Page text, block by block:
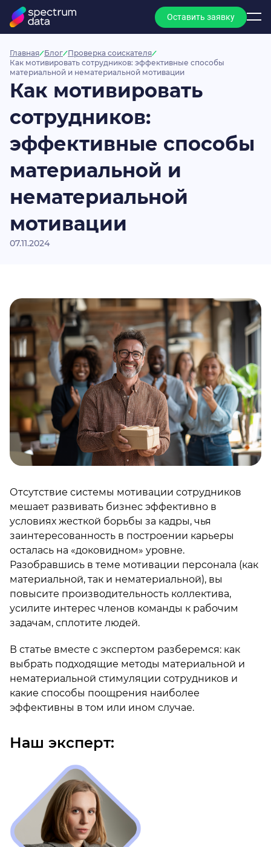
Оставить заявку
Главная Блог Проверка соискателя
Как мотивировать сотрудников: эффективные способы
материальной и нематериальной мотивации
Как мотивировать
сотрудников:
эффективные способы
материальной и
нематериальной
мотивации
07.11.2024
Отсутствие системы мотивации сотрудников
мешает развивать бизнес эффективно в
условиях жесткой борьбы за кадры, чья
заинтересованность в построении карьеры
осталась на «доковидном» уровне.
Разобравшись в теме мотивации персонала (как
материальной, так и нематериальной), вы
повысите производительность коллектива,
усилите интерес членов команды к рабочим
задачам, сплотите людей.
В статье вместе с экспертом разберемся: как
выбрать подходящие методы материальной и
нематериальной стимуляции сотрудников и
какие способы поощрения наиболее
эффективны в том или ином случае.
Наш эксперт: